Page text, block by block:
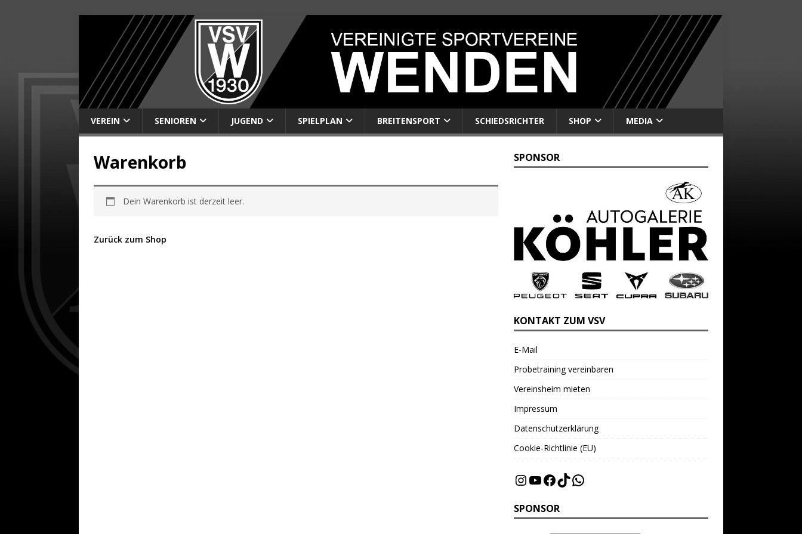
VEREIN SENIOREN JUGEND SPIELPLAN BREITENSPORT SCHIEDSRICHTER SHOP MEDIA
Warenkorb
Dein Warenkorb ist derzeit leer.
Zurück zum Shop
SPONSOR
KONTAKT ZUM VSV
E-Mail
Probetraining vereinbaren
Vereinsheim mieten
Impressum
Datenschutzerklärung
Cookie-Richtlinie (EU)
SPONSOR